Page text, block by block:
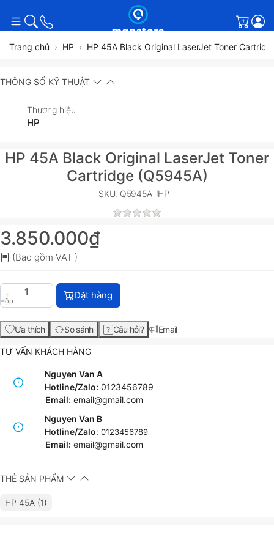
Giỏ
Trang chủ HP HP 45A Black Original LaserJet Toner
THÔNG SỐ KỸ THUẬT
Thương hiệu
HP
HP 45A Black Original LaserJet Toner
Cartridge (Q5945A)
SKU: Q5945A HP
3.850.000₫
(Bao gồm VAT )
Hộp
HP 45A Black Original LaserJet Toner Cartridge
Đặt hàng
Ưa thích So sánh Câu hỏi? Email
TƯ VẤN KHÁCH HÀNG
Nguyen Van A
Hotline/Zalo: 0123456789
Email: email@gmail.com
Nguyen Van B
Hotline/Zalo: 0123456789
Email: email@gmail.com
THẺ SẢN PHẨM
HP 45A (1)